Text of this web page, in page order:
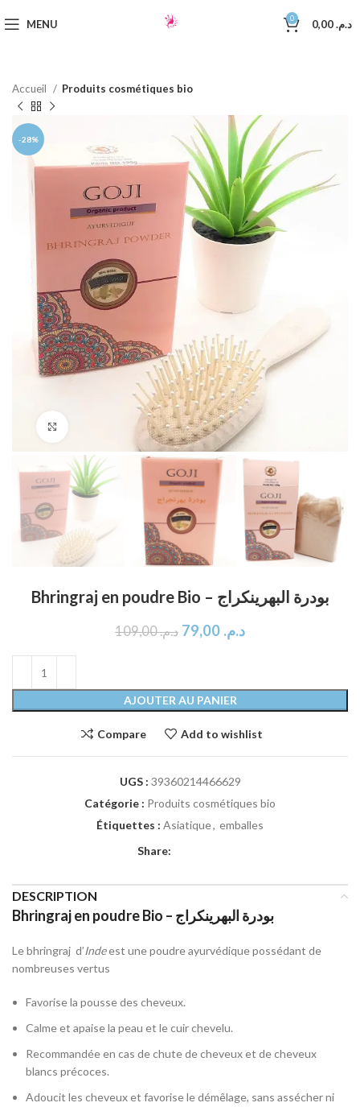
MENU 0 د.م.
Accueil Produits cosmétiques bio
-28%
Click to enlarge
Bhringraj en poudre Bio – بودرة البهرينكراج
د.م.109,00 د.م.
AJOUTER AU PANIER
Compare Add to wishlist
UGS : 39360214466629
Catégorie : Produits cosmétiques bio
Étiquettes : Asiatique, emballes
Share:
DESCRIPTION
Bhringraj en poudre Bio – بودرة البهرينكراج
Le bhringraj d’Indeest une poudre ayurvédique possédant de
nombreuses vertus
Favorise la pousse des cheveux.
Calme et apaise la peau et le cuir chevelu.
Recommandée en cas de chute de cheveux et de cheveux
blancs précoces.
Adoucit les cheveux et favorise le démêlage, sans assécher ni